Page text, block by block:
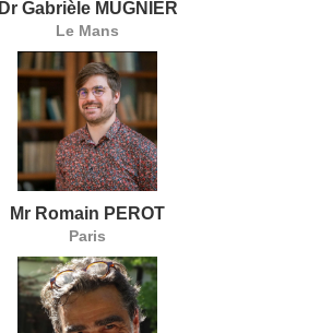
Dr Gabrièle MUGNIER
Le Mans
Mr Romain PEROT
Paris